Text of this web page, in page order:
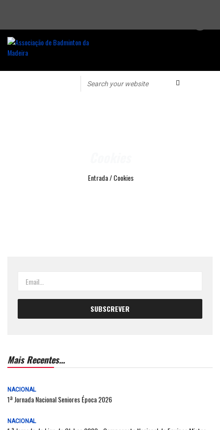
Entrada/Cookies
Mais Recentes...
NACIONAL
1ª Jornada Nacional Seniores Época 2026
NACIONAL